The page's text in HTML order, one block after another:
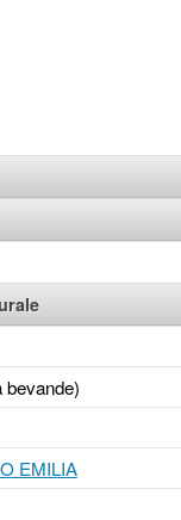
bevande)
EMILIA